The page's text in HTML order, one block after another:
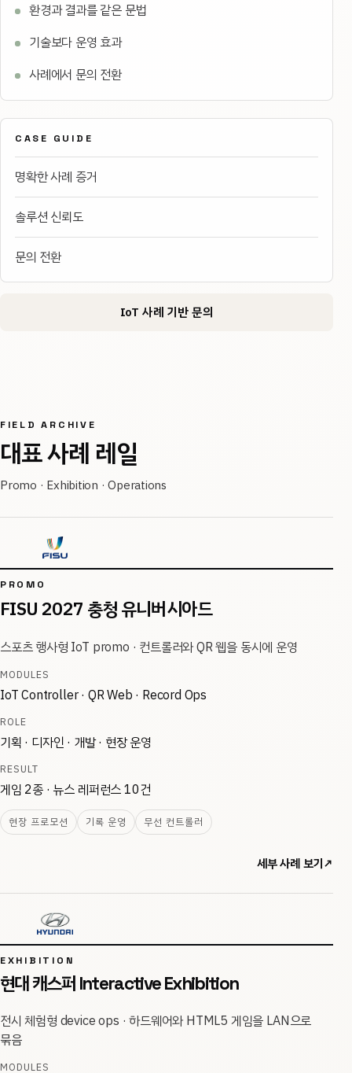
환경과 결과를 같은 문법
기술보다 운영 효과
사례에서 문의 전환
CASE GUIDE
명확한 사례 증거
솔루션 신뢰도
문의 전환
IoT 사례 기반 문의
FIELD ARCHIVE
대표 사례 레일
Promo · Exhibition · Operations
PROMO
FISU 2027 충청 유니버시아드
스포츠 행사형 IoT promo · 컨트롤러와 QR 웹을 동시에 운영
MODULES
IoT Controller · QR Web · Record Ops
ROLE
기획 · 디자인 · 개발 · 현장 운영
RESULT
게임 2종 · 뉴스 레퍼런스 10건
현장 프로모션 기록 운영 무선 컨트롤러
세부 사례 보기↗
EXHIBITION
현대 캐스퍼 Interactive Exhibition
전시 체험형 device ops · 하드웨어와 HTML5 게임을 LAN으로
묶음
MODULES